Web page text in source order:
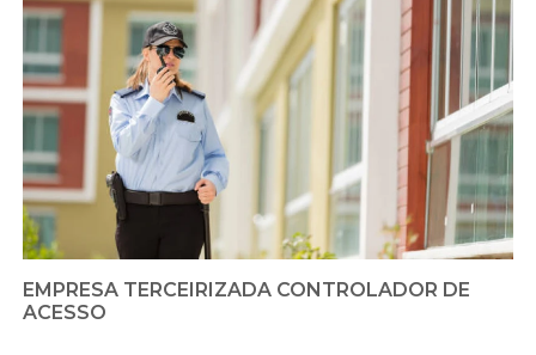
EMPRESA TERCEIRIZADA CONTROLADOR DE
ACESSO